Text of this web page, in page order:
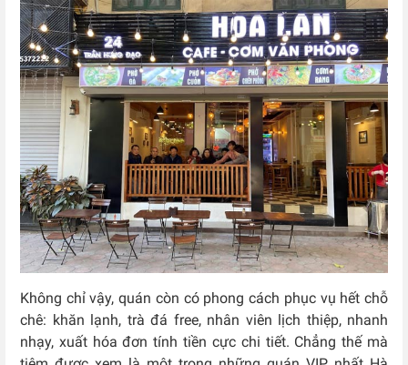
Không chỉ vậy, quán còn có phong cách phục vụ hết chỗ
chê: khăn lạnh, trà đá free, nhân viên lịch thiệp, nhanh
nhạy, xuất hóa đơn tính tiền cực chi tiết. Chẳng thế mà